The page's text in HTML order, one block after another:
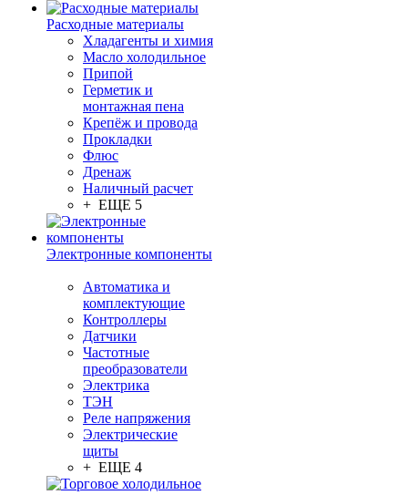
Расходные материалы
Хладагенты и химия
Масло холодильное
Припой
Герметик и
монтажная пена
Крепёж и провода
Прокладки
Флюс
Дренаж
Наличный расчет
+ ЕЩЕ 5
Электронные компоненты
Автоматика и
комплектующие
Контроллеры
Датчики
Частотные
преобразователи
Электрика
ТЭН
Реле напряжения
Электрические
щиты
+ ЕЩЕ 4